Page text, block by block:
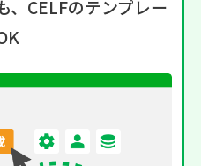
CELFのテンプレー